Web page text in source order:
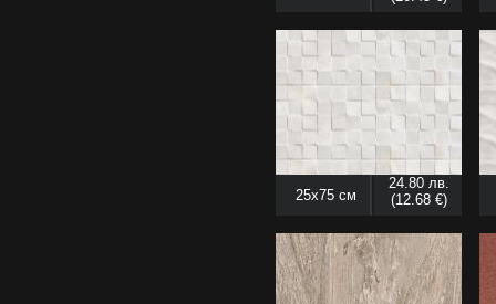
25x75 см
24.80 лв.
(12.68 €)